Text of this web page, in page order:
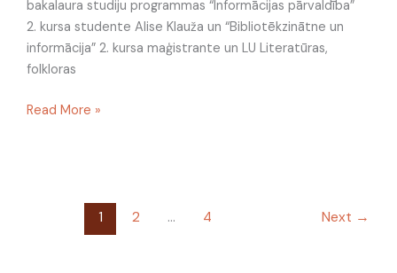
bakalaura studiju programmas “Informācijas pārvaldība”
2. kursa studente Alise Klauža un “Bibliotēkzinātne un
informācija” 2. kursa maģistrante un LU Literatūras,
folkloras
Read More »
1 2 … 4 Next →